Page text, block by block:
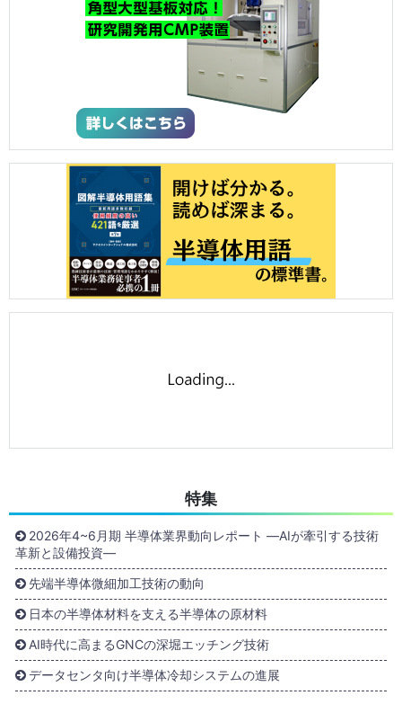
特集
2026年4~6月期 半導体業界動向レポート ―AIが牽引する技術
革新と設備投資―
先端半導体微細加工技術の動向
日本の半導体材料を支える半導体の原材料
AI時代に高まるGNCの深堀エッチング技術
データセンタ向け半導体冷却システムの進展